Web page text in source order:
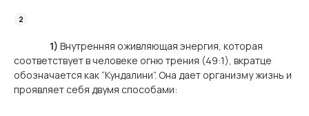
1) Внутренняя оживляющая энергия, которая
соответствует в человеке огню трения (49:1), вкратце
обозначается как “Кундалини”. Она дает организму жизнь и
проявляет себя двумя способами: